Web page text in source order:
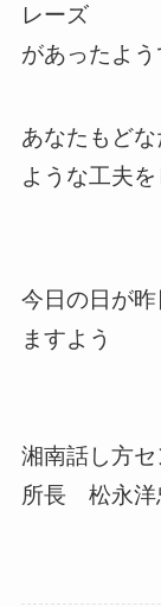
レーズ
があったよう
あなたもど
ような工夫を
今日の日が
ますよう
湘南話し方セ
所長 松永洋